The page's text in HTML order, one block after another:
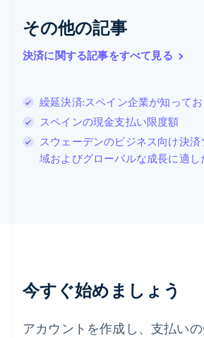
その他の記事
決済に関する記事をすべて見る
繰延決済:スペイン企業が知って
スペインの現金支払い限度額
スウェーデンのビジネス向け決
域およびグローバルな成長に適し
今すぐ始めましょう
アカウントを作成し、支払い
EnglishItaliano
ジブラルタル
English
シンガポール
スイス
DeutschFrançais ItalianoEnglish
スウェーデン
Svenska English
スペイン
EspañolEnglish
デンマーク
ドイツ